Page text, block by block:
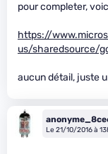
pour completer,
https://
us/sharedsource/
aucun détail, juste
Le 21/10/2016 à